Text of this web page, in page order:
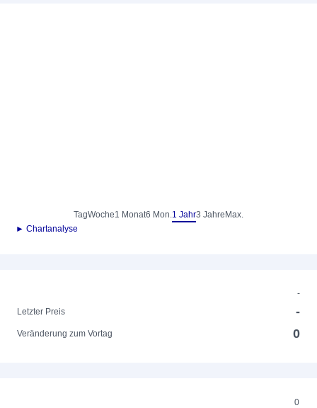
TagWoche1 Monat6 Mon.1 Jahr3 Jahre Max.
► Chartanalyse
-
Letzter Preis
-
Veränderung zum Vortag 0
0